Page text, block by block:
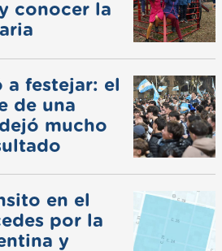
conocer la
a festejar: el
de una
mucho
en el
por la
y